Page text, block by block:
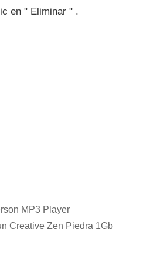
en " Eliminar " .
MP3 Player
Creative Zen Piedra 1Gb